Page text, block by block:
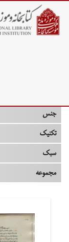
جنس
تکنیک
سبک
مجموعه